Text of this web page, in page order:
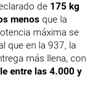
de 175 kg
menos que la
máxima se
que en la 937, la
más llena, con
entre las 4.000 y